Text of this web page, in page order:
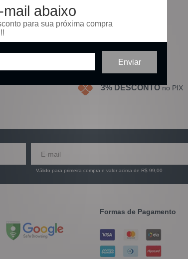
abaixo
para sua próxima compra
3% DESCONTO no PIX
Válido para primeira compra e valor acima de R$ 99,00
Formas de Pagamento